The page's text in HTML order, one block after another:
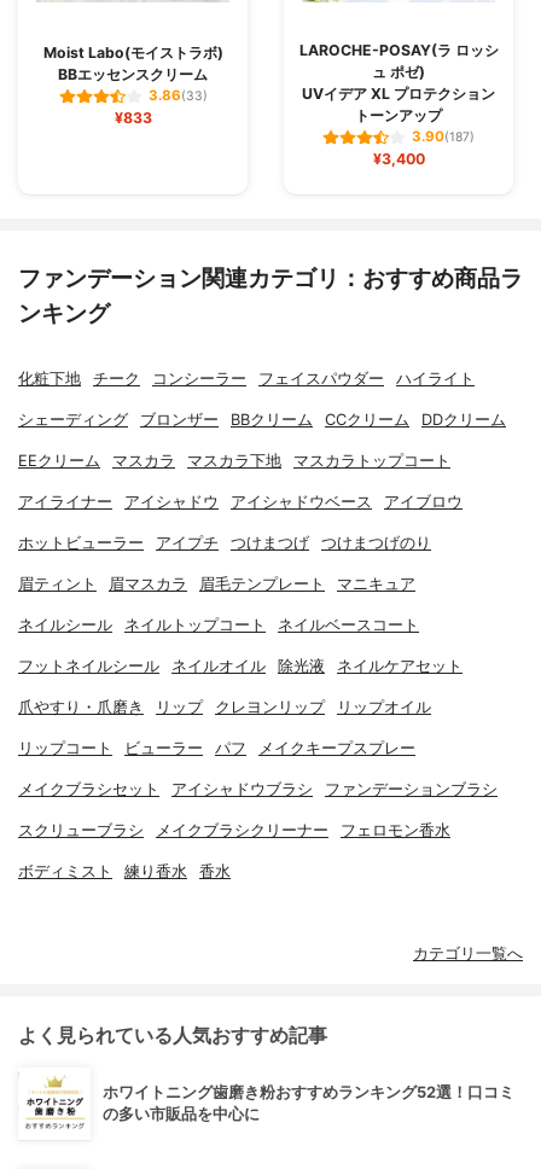
Moist Labo(モイストラボ)
BBエッセンスクリーム
3.86(33)
¥833
LAROCHE-POSAY(ラ ロッシ
ュ ポゼ)
UVイデア XL プロテクション
トーンアップ
3.90(187)
¥3,400
ファンデーション関連カテゴリ：おすすめ商品ラ
ンキング
化粧下地 チーク コンシーラー フェイスパウダー ハイライト
シェーディング ブロンザー BBクリーム CCクリーム DDクリーム
EEクリーム マスカラ マスカラ下地 マスカラトップコート
アイライナー アイシャドウ アイシャドウベース アイブロウ
ホットビューラー アイプチ つけまつげ つけまつげのり
眉ティント 眉マスカラ 眉毛テンプレート マニキュア
ネイルシール ネイルトップコート ネイルベースコート
フットネイルシール ネイルオイル 除光液 ネイルケアセット
爪やすり・爪磨き リップ クレヨンリップ リップオイル
リップコート ビューラー パフ メイクキープスプレー
メイクブラシセット アイシャドウブラシ ファンデーションブラシ
スクリューブラシ メイクブラシクリーナー フェロモン香水
ボディミスト 練り香水 香水
カテゴリ一覧へ
よく見られている人気おすすめ記事
ホワイトニング歯磨き粉おすすめランキング52選！口コミ
の多い市販品を中心に